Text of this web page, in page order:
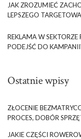
JAK ZROZUMIEĆ
LEPSZEGO
REKLAMA W
PODEJŚĆ DO
Ostatnie wpisy
ZŁOCENIE
PROCES, DOBÓR
JAKIE CZĘŚCI